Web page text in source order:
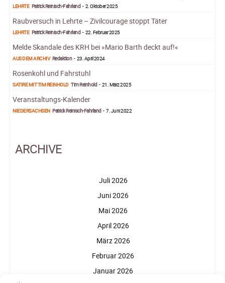
LEHRTE Patrick Reinisch-Fahrland - 2. Oktober 2025
Raubversuch in Lehrte – Zivilcourage stoppt Täter
LEHRTE Patrick Reinisch-Fahrland - 22. Februar 2025
Melde Skandale des KRH bei »Mario Barth deckt auf!«
AUS DEM ARCHIV Redaktion - 23. April 2024
Rosenkohl und Fahrstuhl
SATIRE MIT TIM REINHOLD Tim Reinhold - 21. März 2025
Veranstaltungs-Kalender
NIEDERSACHSEN Patrick Reinisch-Fahrland - 7. Juni 2022
ARCHIVE
Juli 2026
Juni 2026
Mai 2026
April 2026
März 2026
Februar 2026
Januar 2026